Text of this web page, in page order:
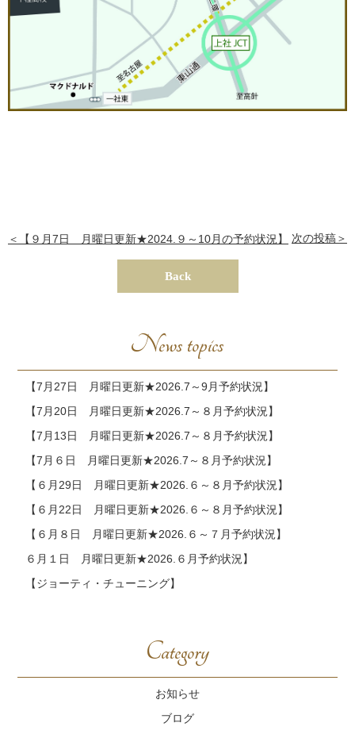
＜【９月7日 月曜日更新★2024.９～10月の予約状況】 次の投稿＞
Back
News topics
【7月27日 月曜日更新★2026.7～9月予約状況】
【7月20日 月曜日更新★2026.7～８月予約状況】
【7月13日 月曜日更新★2026.7～８月予約状況】
【7月６日 月曜日更新★2026.7～８月予約状況】
【６月29日 月曜日更新★2026.６～８月予約状況】
【６月22日 月曜日更新★2026.６～８月予約状況】
【６月８日 月曜日更新★2026.６～７月予約状況】
６月１日 月曜日更新★2026.６月予約状況】
【ジョーティ・チューニング】
Category
お知らせ
ブログ